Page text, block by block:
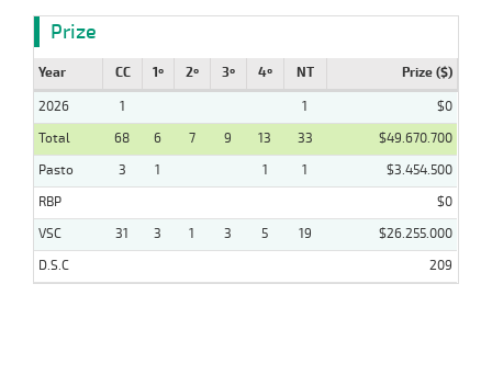
Prize
Year CC 1º 2º 3º 4º NT Prize ($)
2026 1 1
$0
Total
68 6 7 9 13 33
$49.670.700
Pasto
3 1 1 1
$3.454.500
RBP
$0
VSC
31 3 1 3 5 19
$26.255.000
D.S.C
209